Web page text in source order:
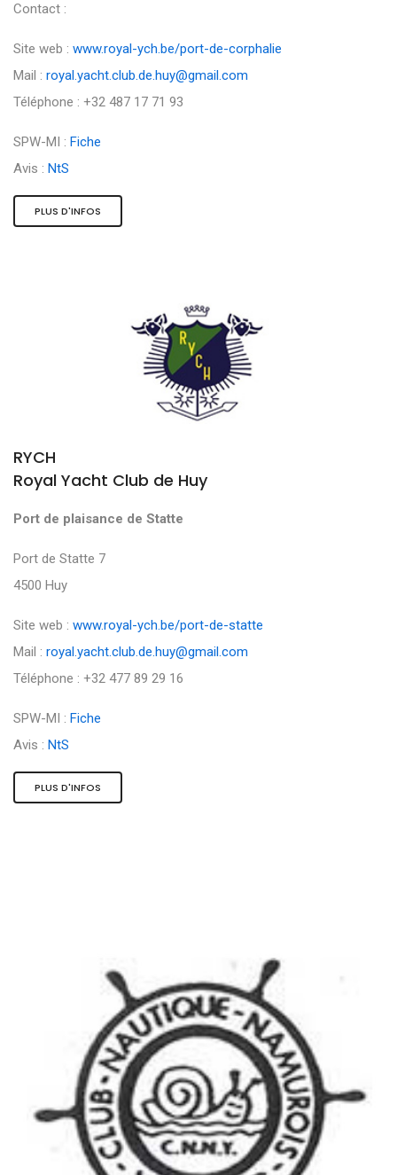
Contact :
Site web : www.royal-ych.be/port-de-corphalie
Mail : royal.yacht.club.de.huy@gmail.com
Téléphone : +32 487 17 71 93
SPW-MI : Fiche
Avis : NtS
PLUS D'INFOS
RYCH
Royal Yacht Club de Huy
Port de plaisance de Statte
Port de Statte 7
4500 Huy
Site web : www.royal-ych.be/port-de-statte
Mail : royal.yacht.club.de.huy@gmail.com
Téléphone : +32 477 89 29 16
SPW-MI : Fiche
Avis : NtS
PLUS D'INFOS